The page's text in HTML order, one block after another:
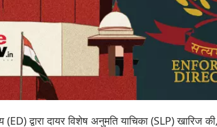
(ED) द्वारा दायर विशेष अनुमति याचिका (SLP) खारिज